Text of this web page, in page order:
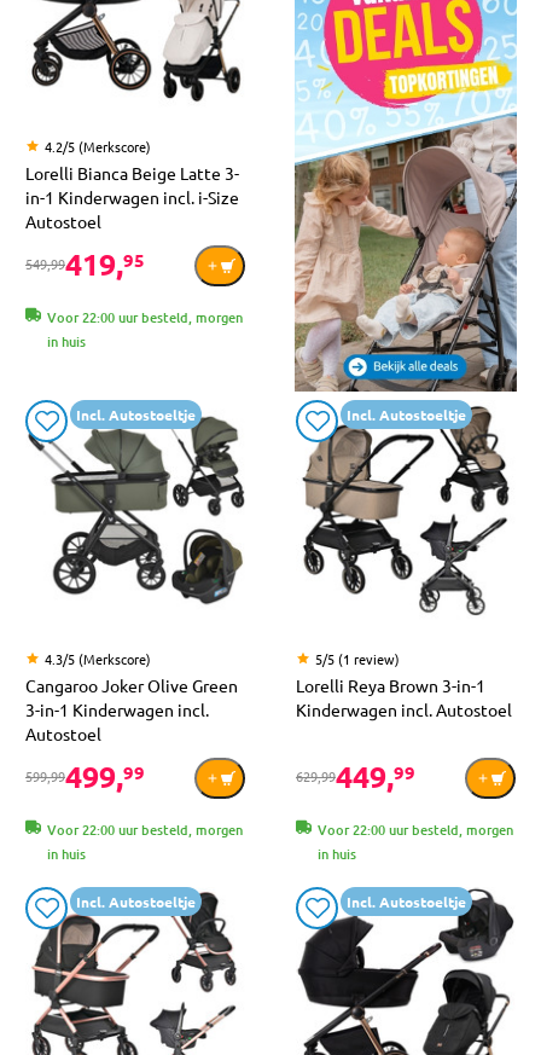
4.2/5 (Merkscore)
Lorelli Bianca Beige Latte 3-
in-1 Kinderwagen incl. i-Size
Autostoel
549,99419,95
Voor 22:00 uur besteld, morgen
in huis
Incl. Autostoeltje
4.3/5 (Merkscore)
Cangaroo Joker Olive Green
3-in-1 Kinderwagen incl.
Autostoel
599,99499,99
Voor 22:00 uur besteld, morgen
in huis
Incl. Autostoeltje
5/5 (1 review)
Lorelli Reya Brown 3-in-1
Kinderwagen incl. Autostoel
629,99449,99
Voor 22:00 uur besteld, morgen
in huis
Incl. Autostoeltje Incl. Autostoeltje